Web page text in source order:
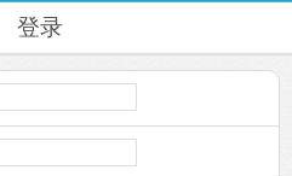
登录